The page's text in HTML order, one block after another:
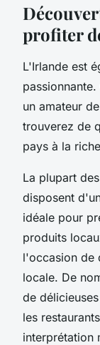
profiter
L'Irlande est
un amateur
trouverez de
pays à la
La plupart
disposent
idéale pour
produits
l'occasion de
locale. De
de
les
interprétation